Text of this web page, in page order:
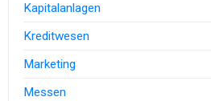
Kapitalanlagen
Kreditwesen
Marketing
Messen